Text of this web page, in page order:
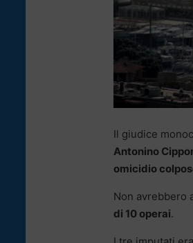
Il giudice
Antonino
omicidio
Non avrebbero
di 10 operai.